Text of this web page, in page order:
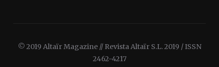
© 2019 Altaïr Magazine // Revista Altaïr S.L. 2019 / ISSN
2462-4217